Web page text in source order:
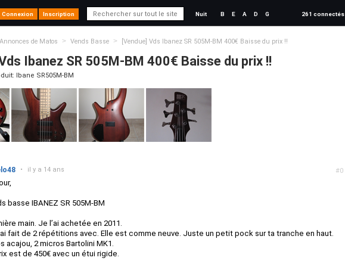
Connexion Inscription Nuit B E A D G 261 connectés
de Matos > Vends Basse > [Vendue] Vds Ibanez SR 505M-BM 400€ Baisse du prix !!
Ibanez SR 505M-BM 400€ Baisse du prix !!
Ibane SR505M-BM
#0
• il y a 14 ans
basse IBANEZ SR 505M-BM
main. Je l’ai achetée en 2011.
fait de 2 répétitions avec. Elle est comme neuve. Juste un petit pock sur ta tranche en haut.
acajou, 2 micros Bartolini MK1.
est de 450€ avec un étui rigide.